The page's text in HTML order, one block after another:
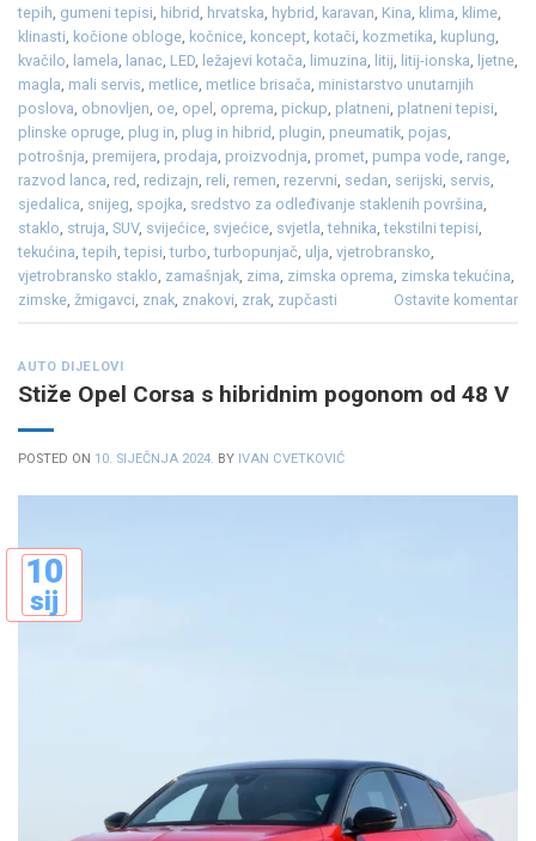
tepih, gumeni tepisi, hibrid, hrvatska, hybrid, karavan, Kina, klima, klime,
klinasti, kočione obloge, kočnice, koncept, kotači, kozmetika, kuplung,
kvačilo, lamela, lanac, LED, ležajevi kotača, limuzina, litij, litij-ionska, ljetne,
magla, mali servis, metlice, metlice brisača, ministarstvo unutarnjih
poslova, obnovljen, oe, opel , oprema, pickup, platneni, platneni tepisi,
plinske opruge, plug in, plug in hibrid, plugin, pneumatik, pojas,
potrošnja, premijera, prodaja, proizvodnja, promet, pumpa vode, range,
razvod lanca, red, redizajn, reli, remen, rezervni, sedan, serijski, servis,
sjedalica, snijeg, spojka, sredstvo za odleđivanje staklenih površina,
staklo, struja, SUV, svijećice, svjećice, svjetla,tehnika,tekstilni tepisi,
tekućina,tepih,tepisi,turbo,turbopunjač, ulja, vjetrobransko,
vjetrobransko staklo, zamašnjak, zima, zimska oprema, zimska tekućina,
zimske, žmigavci, znak, znakovi, zrak, zupčasti Ostavite komentar
AUTO DIJELOVI
Stiže Opel Corsa s hibridnim pogonom od 48 V
POSTED ON 10. SIJEČNJA 2024. BY IVAN CVETKOVIĆ
10
sij